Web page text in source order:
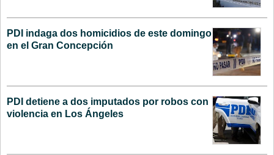
PDI indaga dos homicidios de este domingo
en el Gran Concepción
PDI detiene a dos imputados por robos con
violencia en Los Ángeles